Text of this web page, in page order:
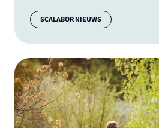
Categorie:
SCALABOR NIEUWS